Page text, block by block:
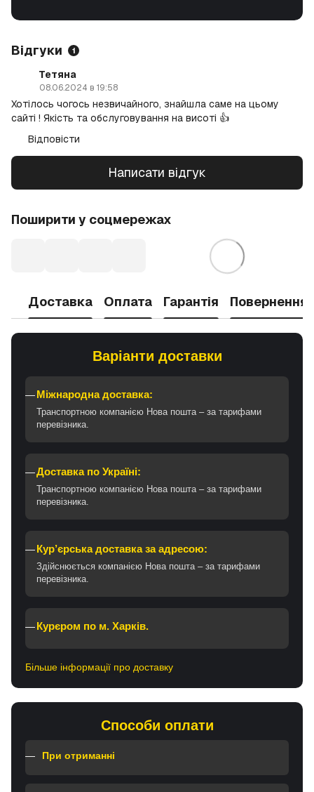
Відгуки 1
Тетяна
08.06.2024 в 19:58
Хотілось чогось незвичайного, знайшла саме на цьому
сайті ! Якість та обслуговування на висоті 👍
Відповісти
Написати відгук
Поширити у соцмережах
Доставка Оплата Гарантія Повернення
Варіанти доставки
Міжнародна доставка:
Транспортною компанією Нова пошта – за тарифами
перевізника.
Доставка по Україні:
Транспортною компанією Нова пошта – за тарифами
перевізника.
Кур’єрська доставка за адресою:
Здійснюється компанією Нова пошта – за тарифами
перевізника.
Курєром по м. Харків.
Більше інформації про доставку
Способи оплати
При отриманні